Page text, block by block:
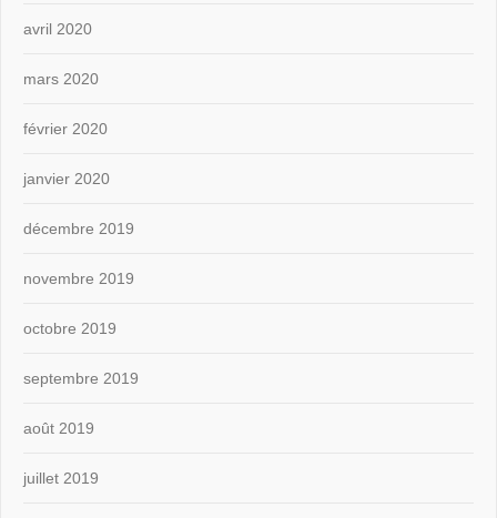
avril 2020
mars 2020
février 2020
janvier 2020
décembre 2019
novembre 2019
octobre 2019
septembre 2019
août 2019
juillet 2019